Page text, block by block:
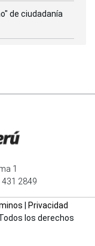
de ciudadanía
1
2849
Privacidad
los derechos